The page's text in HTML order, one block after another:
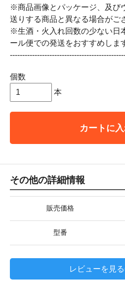
※商品画像とパッケージ、及び
送りする商品と異なる場合がご
※生酒・火入れ回数の少ない日
ール便での発送をおすすめしま
個数
本
カートに
その他の詳細情報
販売価格
型番
レビューを見